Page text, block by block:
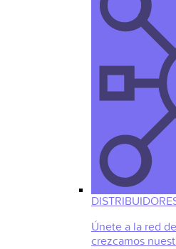
Únete a la red
crezcamos